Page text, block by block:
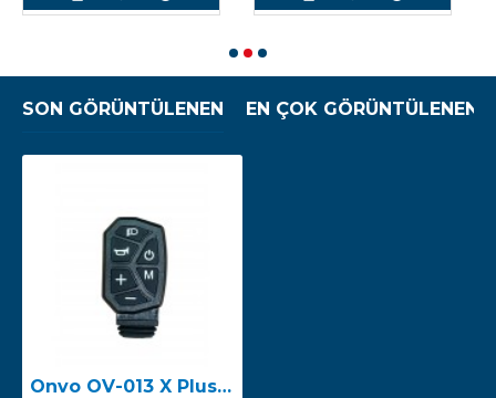
SON GÖRÜNTÜLENEN EN ÇOK GÖRÜNTÜLENEN
Onvo OV-013 X Plus Far Korna Kontrolcüsü (2025)